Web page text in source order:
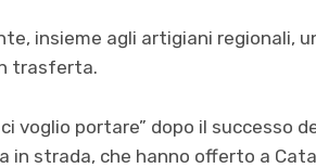
insieme agli artigiani regionali,
trasferta.
ci voglio portare” dopo il successo
in strada, che hanno offerto a